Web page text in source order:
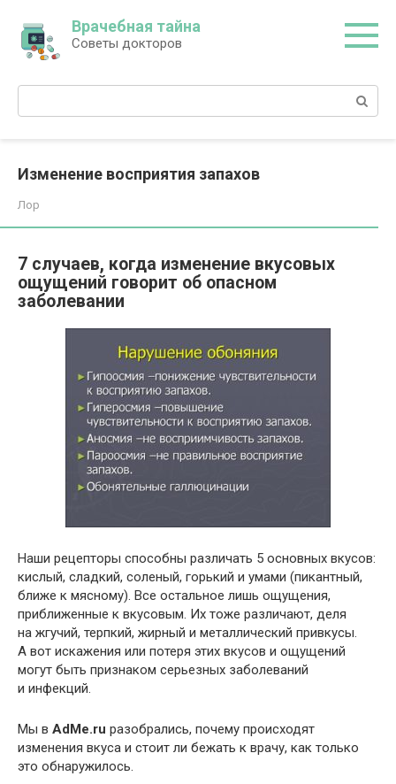
контенту
Врачебная тайна
Советы докторов
Поиск:
Изменение восприятия запахов
Лор
7 случаев, когда изменение вкусовых
ощущений говорит об опасном
заболевании
Наши рецепторы способны различать 5 основных вкусов:
кислый, сладкий, соленый, горький и умами (пикантный,
ближе к мясному). Все остальное лишь ощущения,
приближенные к вкусовым. Их тоже различают, деля
на жгучий, терпкий, жирный и металлический привкусы.
А вот искажения или потеря этих вкусов и ощущений
могут быть признаком серьезных заболеваний
и инфекций.
Мы в AdMe.ru разобрались, почему происходят
изменения вкуса и стоит ли бежать к врачу, как только
это обнаружилось.